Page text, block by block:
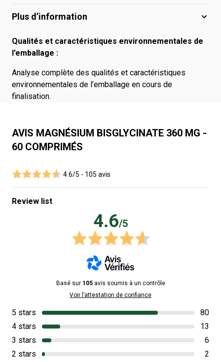
Plus d’information
Qualités et caractéristiques environnementales de
l’emballage :
Analyse complète des qualités et caractéristiques
environnementales de l’emballage en cours de
finalisation.
AVIS MAGNÉSIUM BISGLYCINATE 360 MG -
60 COMPRIMÉS
4.6/5 - 105 avis
Review list
4.6/5
Basé sur 105avis soumis à un contrôle
Voir l’attestation de confiance
5 stars
80
4 stars
13
3 stars
6
2 stars
2